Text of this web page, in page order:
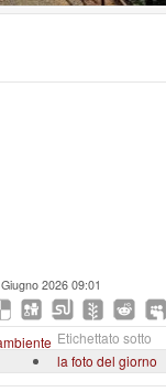
2026 09:01
Etichettato sotto
la foto del giorno